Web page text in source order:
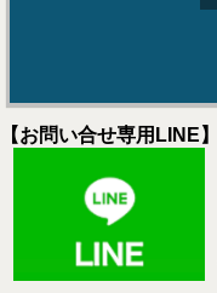
【お問い合せ専用LINE】